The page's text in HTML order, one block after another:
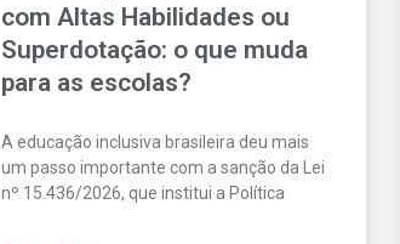
com Altas Habilidades ou
Superdotação: o que muda
para as escolas?
A educação inclusiva brasileira deu mais
um passo importante com a sanção da Lei
nº 15.436/2026, que institui a Política